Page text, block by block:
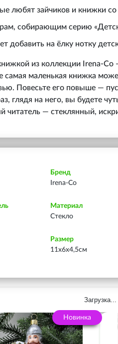
любят зайчиков и книжки со
собирающим серию
добавить на ёлку нотку
из коллекции
самая маленькая книжка
Повесьте его повыше —
глядя на него, вы будете
читатель — стеклянный,
Бренд
Irena-Co
Материал
Стекло
Размер
11х6х4,5см
Загрузка...
Новинка